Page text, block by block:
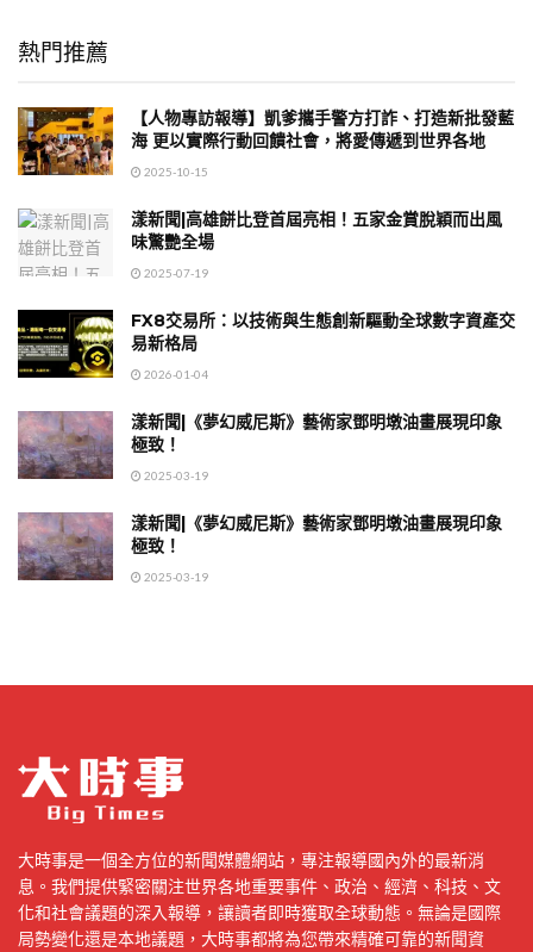
熱門推薦
【人物專訪報導】凱爹攜手警方打詐、打造新批發藍
海 更以實際行動回饋社會，將愛傳遞到世界各地
2025-10-15
漾新聞|高雄餅比登首屆亮相！五家金賞脫穎而出風
味驚艷全場
2025-07-19
FX8交易所：以技術與生態創新驅動全球數字資產交
易新格局
2026-01-04
漾新聞|《夢幻威尼斯》藝術家鄧明墩油畫展現印象
極致！
2025-03-19
漾新聞|《夢幻威尼斯》藝術家鄧明墩油畫展現印象
極致！
2025-03-19
大時事是一個全方位的新聞媒體網站，專注報導國內外的最新消
息。我們提供緊密關注世界各地重要事件、政治、經濟、科技、文
化和社會議題的深入報導，讓讀者即時獲取全球動態。無論是國際
局勢變化還是本地議題，大時事都將為您帶來精確可靠的新聞資